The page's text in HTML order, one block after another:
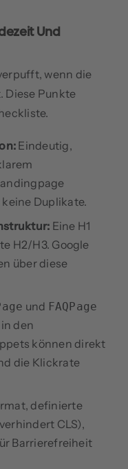
Und
wenn die
Diese Punkte
Eindeutig,
Duplikate.
Eine H1
H2/H3. Google
über diese
und FAQPage
den
können direkt
die Klickrate
definierte
CLS),
Barrierefreiheit